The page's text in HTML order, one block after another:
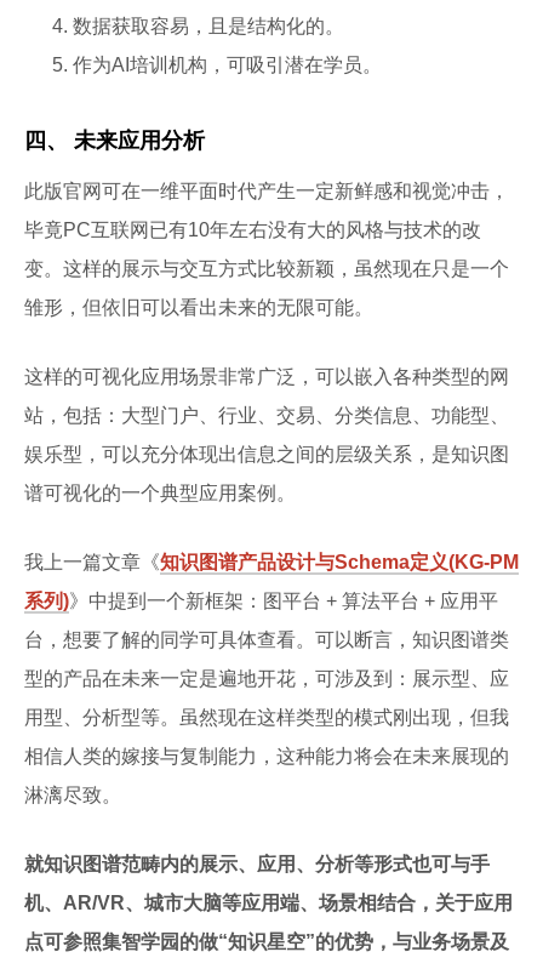
数据获取容易，且是结构化的。
作为AI培训机构，可吸引潜在学员。
四、 未来应用分析
此版官网可在一维平面时代产生一定新鲜感和视觉冲击，
毕竟PC互联网已有10年左右没有大的风格与技术的改
变。这样的展示与交互方式比较新颖，虽然现在只是一个
雏形，但依旧可以看出未来的无限可能。
这样的可视化应用场景非常广泛，可以嵌入各种类型的网
站，包括：大型门户、行业、交易、分类信息、功能型、
娱乐型，可以充分体现出信息之间的层级关系，是知识图
谱可视化的一个典型应用案例。
我上一篇文章《知识图谱产品设计与Schema定义(KG-PM
系列)》中提到一个新框架：图平台 + 算法平台 + 应用平
台，想要了解的同学可具体查看。可以断言，知识图谱类
型的产品在未来一定是遍地开花，可涉及到：展示型、应
用型、分析型等。虽然现在这样类型的模式刚出现，但我
相信人类的嫁接与复制能力，这种能力将会在未来展现的
淋漓尽致。
就知识图谱范畴内的展示、应用、分析等形式也可与手
机、AR/VR、城市大脑等应用端、场景相结合，关于应用
点可参照集智学园的做“知识星空”的优势，与业务场景及